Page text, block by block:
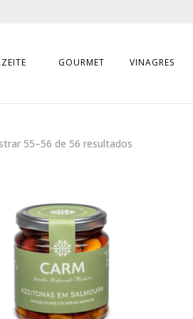
GOURMET VINAGRES
55–56 de 56 resultados